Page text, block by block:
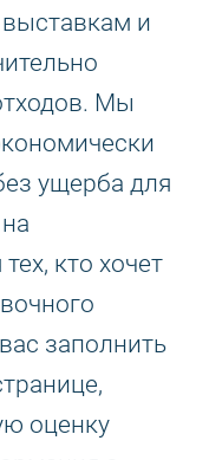
и
Мы
ущерба для
кто хочет
заполнить
оценку